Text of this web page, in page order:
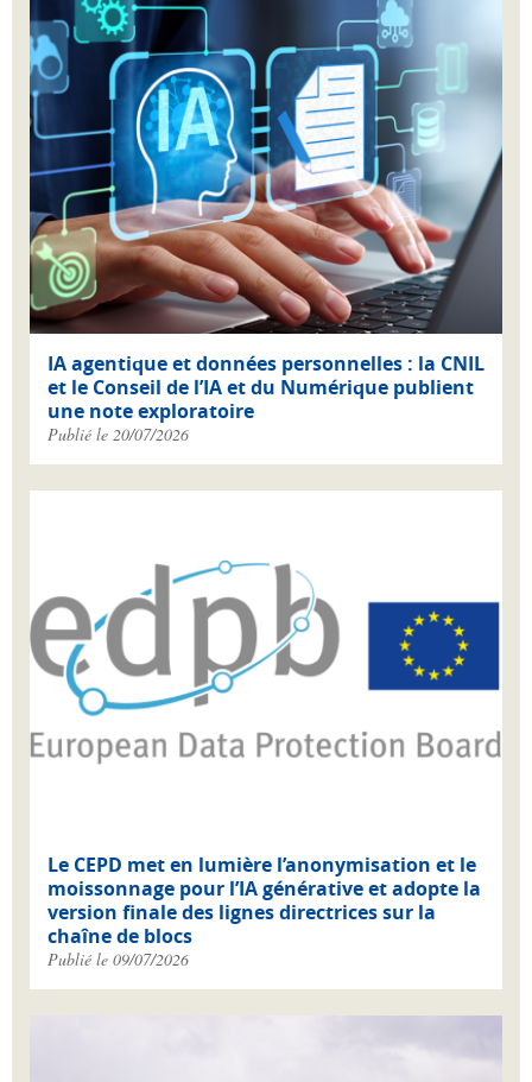
IA agentique et données personnelles : la CNIL
et le Conseil de l’IA et du Numérique publient
une note exploratoire
Publié le 20/07/2026
Le CEPD met en lumière l’anonymisation et le
moissonnage pour l’IA générative et adopte la
version finale des lignes directrices sur la
chaîne de blocs
Publié le 09/07/2026